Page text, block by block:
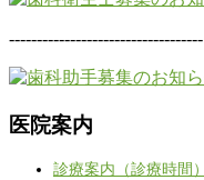
-----------------------------------
医院案内
診療案内（診療時間）